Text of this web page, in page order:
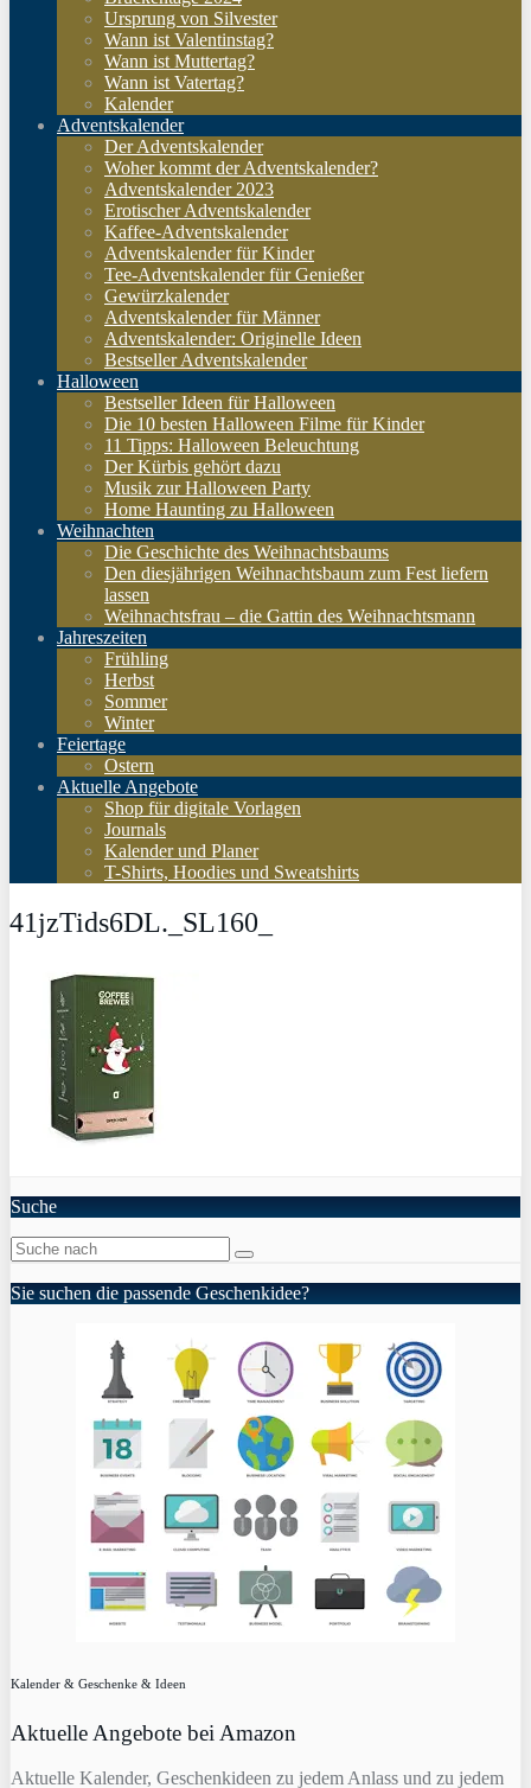
Ursprung von Silvester
Wann ist Valentinstag?
Wann ist Muttertag?
Wann ist Vatertag?
Kalender
Adventskalender
Der Adventskalender
Woher kommt der Adventskalender?
Adventskalender 2023
Erotischer Adventskalender
Kaffee-Adventskalender
Adventskalender für Kinder
Tee-Adventskalender für Genießer
Gewürzkalender
Adventskalender für Männer
Adventskalender: Originelle Ideen
Bestseller Adventskalender
Halloween
Bestseller Ideen für Halloween
Die 10 besten Halloween Filme für Kinder
11 Tipps: Halloween Beleuchtung
Der Kürbis gehört dazu
Musik zur Halloween Party
Home Haunting zu Halloween
Weihnachten
Die Geschichte des Weihnachtsbaums
Den diesjährigen Weihnachtsbaum zum Fest liefern
lassen
Weihnachtsfrau – die Gattin des Weihnachtsmann
Jahreszeiten
Frühling
Herbst
Sommer
Winter
Feiertage
Ostern
Aktuelle Angebote
Shop für digitale Vorlagen
Journals
Kalender und Planer
T-Shirts, Hoodies und Sweatshirts
41jzTids6DL._SL160_
Suche
Sie suchen die passende Geschenkidee?
Kalender & Geschenke & Ideen
Aktuelle Angebote bei Amazon
Aktuelle Kalender, Geschenkideen zu jedem Anlass und zu jedem